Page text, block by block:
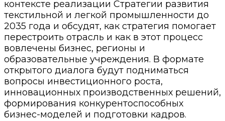
контексте реализации Стратегии развития
текстильной и легкой промышленности до
2035 года и обсудят, как стратегия помогает
перестроить отрасль и как в этот процесс
вовлечены бизнес, регионы и
образовательные учреждения. В формате
открытого диалога будут подниматься
вопросы инвестиционного роста,
инновационных производственных решений,
формирования конкурентоспособных
бизнес-моделей и подготовки кадров.